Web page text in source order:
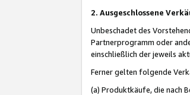
2. Ausgeschlossene
Unbeschadet des
Partnerprogramm oder
einschließlich der jeweils
Ferner gelten folgende
(a) Produktkäufe, die nach